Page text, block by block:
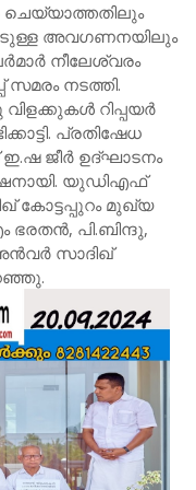
ചെയ്യാത്തതിലും
അവഗണനയിലും
നീലേശ്വരം
സമരം നടത്തി.
റിപ്പയർ
പ്രതിഷേധ
ജീർ ഉദ്ഘാടനം
യുഡിഎഫ്
കോട്ടപ്പുറം മുഖ്യ
ഭരതൻ, പി.ബിന്ദു,
സാദിഖ്